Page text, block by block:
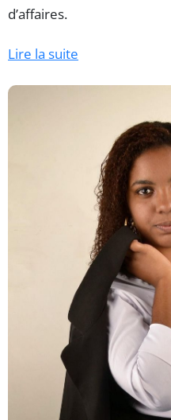
d’affaires.
Lire la suite